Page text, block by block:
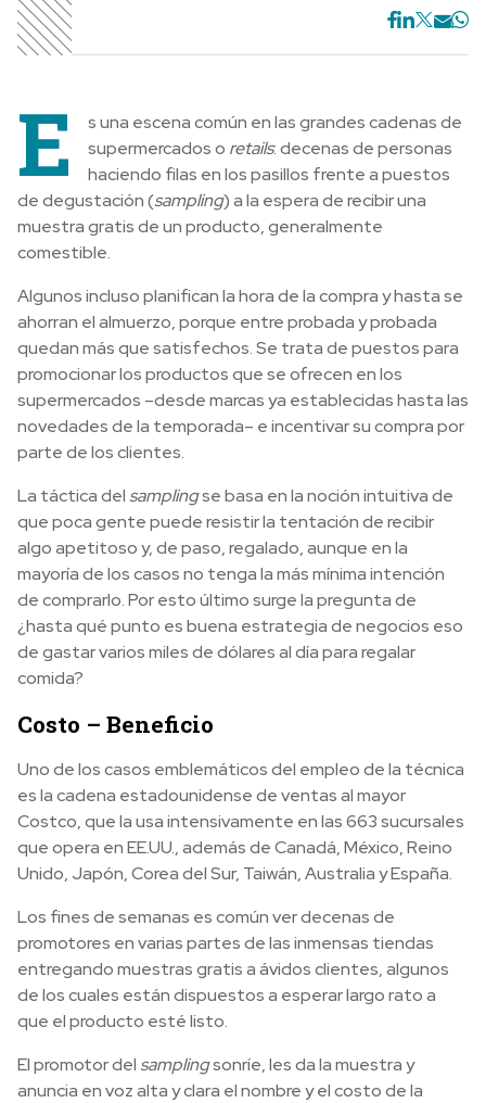
E
s una escena común en las grandes cadenas de
supermercados o retails: decenas de personas
haciendo filas en los pasillos frente a puestos
de degustación (sampling) a la espera de recibir una
muestra gratis de un producto, generalmente
comestible.
Algunos incluso planifican la hora de la compra y hasta se
ahorran el almuerzo, porque entre probada y probada
quedan más que satisfechos. Se trata de puestos para
promocionar los productos que se ofrecen en los
supermercados –desde marcas ya establecidas hasta las
novedades de la temporada– e incentivar su compra por
parte de los clientes.
La táctica delsamplingse basa en la noción intuitiva de
que poca gente puede resistir la tentación de recibir
algo apetitoso y, de paso, regalado, aunque en la
mayoría de los casos no tenga la más mínima intención
de comprarlo. Por esto último surge la pregunta de
¿hasta qué punto es buena estrategia de negocios eso
de gastar varios miles de dólares al día para regalar
comida?
Costo – Beneficio
Uno de los casos emblemáticos del empleo de la técnica
es la cadena estadounidense de ventas al mayor
Costco, que la usa intensivamente en las 663 sucursales
que opera en EE.UU., además de Canadá, México, Reino
Unido, Japón, Corea del Sur, Taiwán, Australia y España.
Los fines de semanas es común ver decenas de
promotores en varias partes de las inmensas tiendas
entregando muestras gratis a ávidos clientes, algunos
de los cuales están dispuestos a esperar largo rato a
que el producto esté listo.
El promotor delsamplingsonríe, les da la muestra y
anuncia en voz alta y clara el nombre y el costo de la